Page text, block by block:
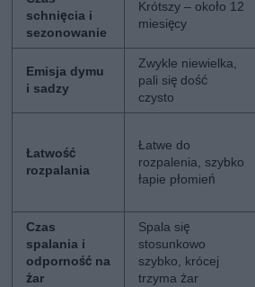
schnięcia i
sezonowanie
Krótszy – około 12
miesięcy
Emisja dymu
i sadzy
Zwykle niewielka,
pali się dość
czysto
Łatwość
rozpalania
Łatwe do
rozpalenia, szybko
łapie płomień
Czas
spalania i
odporność na
żar
Spala się
stosunkowo
szybko, krócej
trzyma żar